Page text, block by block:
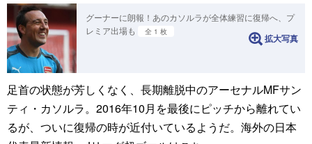
グーナーに朗報！あのカソルラが全体練習に復帰へ、プ
レミア出場も
全 1 枚
拡大写真
足首の状態が芳しくなく、長期離脱中のアーセナルMFサン
ティ・カソルラ。2016年10月を最後にピッチから離れてい
るが、ついに復帰の時が近付いているようだ。海外の日本